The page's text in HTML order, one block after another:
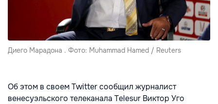
Диего Марадона . Фото: Muhammad Hamed / Reuters
Об этом в своем Twitter сообщил журналист
венесуэльского телеканала Telesur Виктор Уго